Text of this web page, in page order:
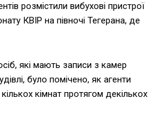
розмістили вибухові пристрої
КВІР на півночі Тегерана, де
які мають записи з камер
було помічено, як агенти
кімнат протягом декількох